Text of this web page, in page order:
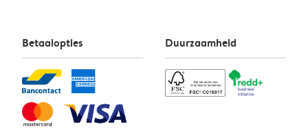
Betaalopties Duurzaamheid